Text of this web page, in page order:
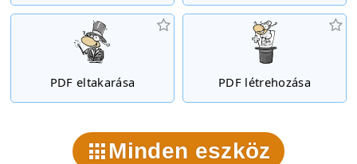
PDF eltakarása PDF létrehozása
Minden eszköz